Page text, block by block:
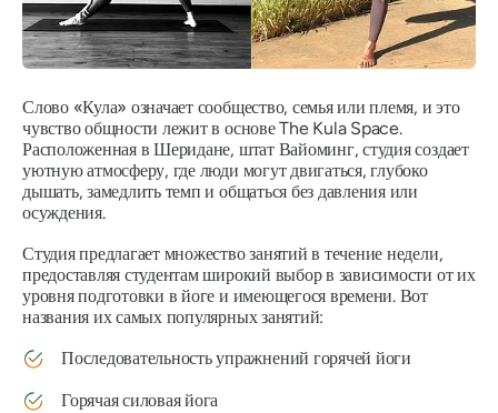
Слово «Кула» означает сообщество, семья или племя, и это
чувство общности лежит в основе The Kula Space.
Расположенная в Шеридане, штат Вайоминг, студия создает
уютную атмосферу, где люди могут двигаться, глубоко
дышать, замедлить темп и общаться без давления или
осуждения.
Студия предлагает множество занятий в течение недели,
предоставляя студентам широкий выбор в зависимости от их
уровня подготовки в йоге и имеющегося времени. Вот
названия их самых популярных занятий:
Последовательность упражнений горячей йоги
Горячая силовая йога